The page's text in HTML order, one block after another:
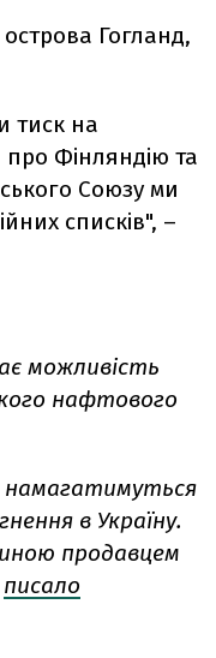
Гогланд,
тиск на
про Фінляндію та
Союзу ми
списків", –
можливість
нафтового
намагатимуться
в Україну.
продавцем
писало